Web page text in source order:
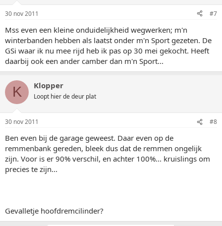
30 nov 2011 #7
Mss even een kleine onduidelijkheid wegwerken; m'n
winterbanden hebben als laatst onder m'n Sport gezeten. De
GSi waar ik nu mee rijd heb ik pas op 30 mei gekocht. Heeft
daarbij ook een ander camber dan m'n Sport...
K Klopper
Loopt hier de deur plat
30 nov 2011 #8
Ben even bij de garage geweest. Daar even op de
remmenbank gereden, bleek dus dat de remmen ongelijk
zijn. Voor is er 90% verschil, en achter 100%... kruislings om
precies te zijn...
Gevalletje hoofdremcilinder?